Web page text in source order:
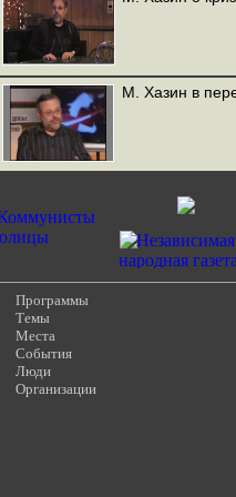
М. Хазин в
Программы
Темы
Места
События
Люди
Организации